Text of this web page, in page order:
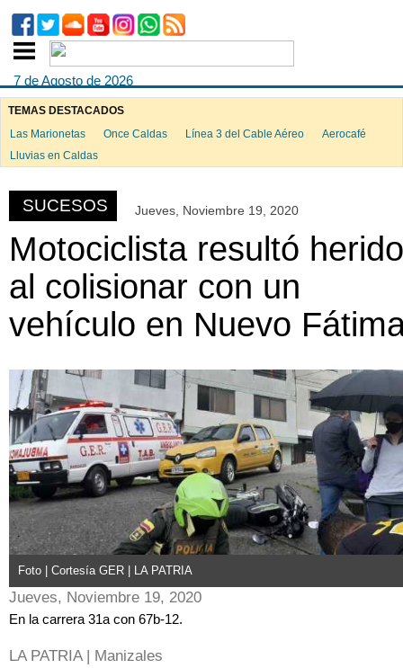
7 de Agosto de 2026
TEMAS DESTACADOS
Las Marionetas
Once Caldas Línea 3 del Cable Aéreo
Aerocafé
Lluvias en Caldas
SUCESOS Jueves, Noviembre 19, 2020
Motociclista resultó herido
al colisionar con un
vehículo en Nuevo
Foto | Cortesía GER | LA PATRIA
Jueves, Noviembre 19, 2020
En la carrera 31a con 67b-12.
LA PATRIA | Manizales